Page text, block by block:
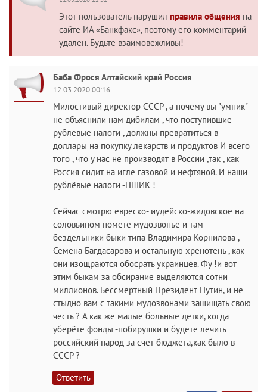
Этот пользователь нарушил правила общения на
сайте ИА «Банкфакс», поэтому его комментарий
удален. Будьте взаимовежливы!
Баба Фрося Алтайский край Россия
12.03.2020 00:16
Милостивый директор СССР , а почему вы "умник"
не объяснили нам дибилам , что поступившие
рублёвые налоги , должны превратиться в
доллары на покупку лекарств и продуктов И всего
того , что у нас не производят в России ,так , как
Россия сидит на игле газовой и нефтяной. И наши
рублёвые налоги -ПШИК !
Сейчас смотрю евреско- иудейско-жидовское на
соловьином помёте мудозвонье и там
бездельники быки типа Владимира Корнилова ,
Семёна Багдасарова и остальную хренотень , как
они изощраются обосрать украинцев. Фу !и вот
этим быкам за обсирание выделяются сотни
миллионов. Бессмертный Президент Путин, и не
стыдно вам с такими мудозвонами защищать свою
честь ? А как же малые больные детки, когда
уберёте фонды -побирушки и будете лечить
российский народ за счёт бюджета,как было в
СССР ?
Ответить